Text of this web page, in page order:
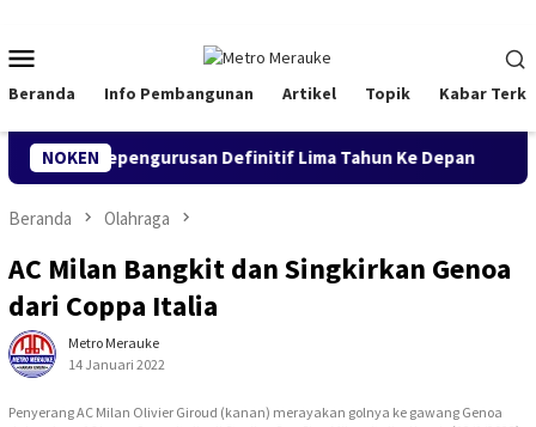
konten
Mobile
Beranda Info Pembangunan Artikel Topik Kabar
NOKEN
Kepengurusan Definitif Lima Tahun Ke Depan Buka
Beranda Olahraga
AC Milan Bangkit dan Singkirkan Genoa
dari Coppa Italia
Metro Merauke
14 Januari 2022
Penyerang AC Milan Olivier Giroud (kanan) merayakan golnya ke gawang Genoa